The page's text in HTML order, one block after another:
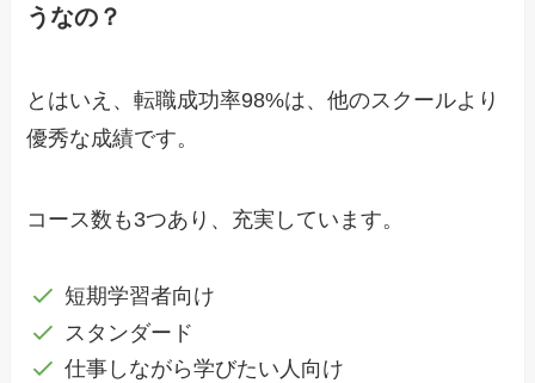
うなの？
とはいえ、転職成功率98%は、他のスクールより
優秀な成績です。
コース数も3つあり、充実しています。
短期学習者向け
スタンダード
仕事しながら学びたい人向け